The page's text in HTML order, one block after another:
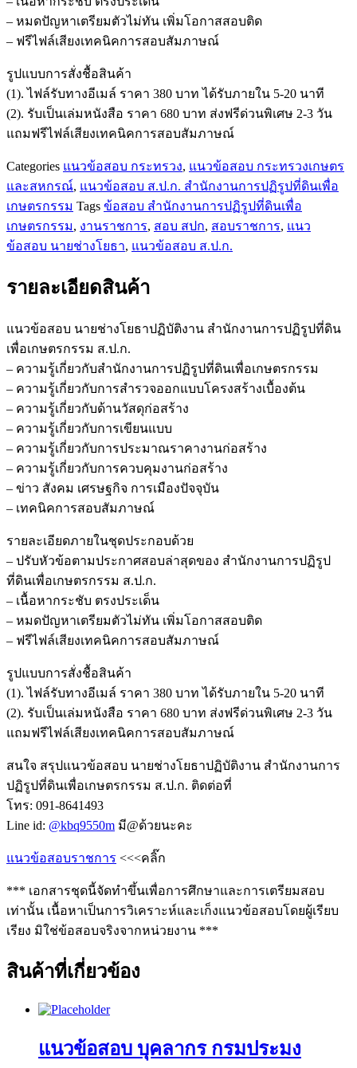
โยธา
ปฏิบัติ
งาน
สำนักงาน
การ
ปฏิรูป
ที่ดิน
เกษตรกรรม
ส.ป.ก.
ชิ้น
– หมดปัญหาเตรียมตัวไม่ทัน เพิ่มโอกาสสอบติด
– ฟรีไฟล์เสียงเทคนิคการสอบสัมภาษณ์
รูปแบบการสั่งชื้อสินค้า
(1). ไฟล์รับทางอีเมล์ ราคา 380 บาท ได้รับภายใน 5-20 นาที
(2). รับเป็นเล่มหนังสือ ราคา 680 บาท ส่งฟรีด่วนพิเศษ 2-3 วัน
แถมฟรีไฟล์เสียงเทคนิคการสอบสัมภาษณ์
Categories แนวข้อสอบ กระทรวง, แนวข้อสอบ กระทรวงเกษตร
และสหกรณ์, แนวข้อสอบ ส.ป.ก. สำนักงานการปฏิรูปที่ดินเพื่อ
เกษตรกรรม Tags ข้อสอบ สำนักงานการปฏิรูปที่ดินเพื่อ
เกษตรกรรม, งานราชการ, สอบ สปก, สอบราชการ, แนว
ข้อสอบ นายช่างโยธา, แนวข้อสอบ ส.ป.ก.
รายละเอียดสินค้า
แนวข้อสอบ นายช่างโยธาปฏิบัติงาน สำนักงานการปฏิรูปที่ดิน
เพื่อเกษตรกรรม ส.ป.ก.
– ความรู้เกี่ยวกับสำนักงานการปฏิรูปที่ดินเพื่อเกษตรกรรม
– ความรู้เกี่ยวกับการสำรวจออกแบบโครงสร้างเบื้องต้น
– ความรู้เกี่ยวกับด้านวัสดุก่อสร้าง
– ความรู้เกี่ยวกับการเขียนแบบ
– ความรู้เกี่ยวกับการประมาณราคางานก่อสร้าง
– ความรู้เกี่ยวกับการควบคุมงานก่อสร้าง
– ข่าว สังคม เศรษฐกิจ การเมืองปัจจุบัน
– เทคนิคการสอบสัมภาษณ์
รายละเอียดภายในชุดประกอบด้วย
– ปรับหัวข้อตามประกาศสอบล่าสุดของ สำนักงานการปฏิรูป
ที่ดินเพื่อเกษตรกรรม ส.ป.ก.
– เนื้อหากระชับ ตรงประเด็น
– หมดปัญหาเตรียมตัวไม่ทัน เพิ่มโอกาสสอบติด
– ฟรีไฟล์เสียงเทคนิคการสอบสัมภาษณ์
รูปแบบการสั่งชื้อสินค้า
(1). ไฟล์รับทางอีเมล์ ราคา 380 บาท ได้รับภายใน 5-20 นาที
(2). รับเป็นเล่มหนังสือ ราคา 680 บาท ส่งฟรีด่วนพิเศษ 2-3 วัน
แถมฟรีไฟล์เสียงเทคนิคการสอบสัมภาษณ์
สนใจ สรุปแนวข้อสอบ นายช่างโยธาปฏิบัติงาน สำนักงานการ
ปฏิรูปที่ดินเพื่อเกษตรกรรม ส.ป.ก. ติดต่อที่
โทร: 091-8641493
Line id: @kbq9550m มี@ด้วยนะคะ
แนวข้อสอบราชการ <<<คลิ๊ก
*** เอกสารชุดนี้จัดทำขึ้นเพื่อการศึกษาและการเตรียมสอบ
เท่านั้น เนื้อหาเป็นการวิเคราะห์และเก็งแนวข้อสอบโดยผู้เรียบ
เรียง มิใช่ข้อสอบจริงจากหน่วยงาน ***
สินค้าที่เกี่ยวข้อง
แนวข้อสอบ บุคลากร กรมประมง